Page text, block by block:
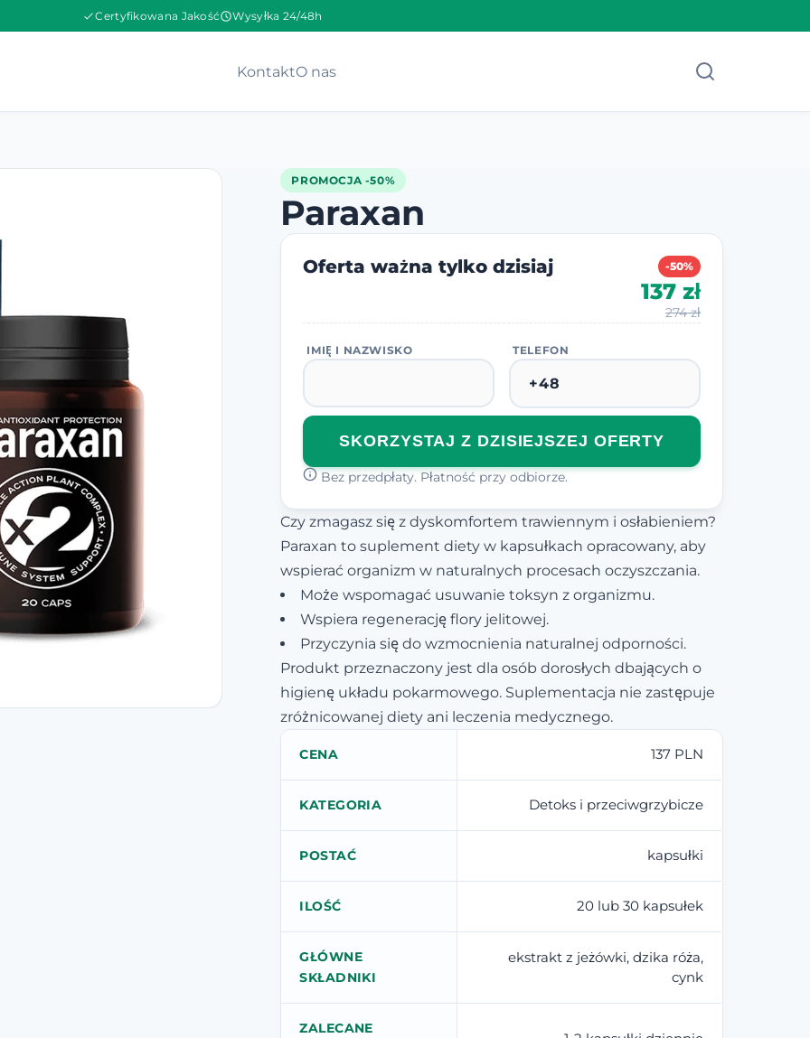
Certyfikowana Jakość Wysyłka 24/48h
KontaktO nas
PROMOCJA -50%
Paraxan
Oferta ważna tylko dzisiaj -50%
137 zł
274 zł
IMIĘ I NAZWISKO TELEFON
SKORZYSTAJ Z DZISIEJSZEJ OFERTY
Bez przedpłaty. Płatność przy odbiorze.
Czy zmagasz się z dyskomfortem trawiennym i osłabieniem?
Paraxan to suplement diety w kapsułkach opracowany, aby
wspierać organizm w naturalnych procesach oczyszczania.
Może wspomagać usuwanie toksyn z organizmu.
Wspiera regenerację flory jelitowej.
Przyczynia się do wzmocnienia naturalnej odporności.
Produkt przeznaczony jest dla osób dorosłych dbających o
higienę układu pokarmowego. Suplementacja nie zastępuje
zróżnicowanej diety ani leczenia medycznego.
CENA 137 PLN
KATEGORIA Detoks i przeciwgrzybicze
POSTAĆ kapsułki
ILOŚĆ 20 lub 30 kapsułek
GŁÓWNE
SKŁADNIKI
ekstrakt z jeżówki, dzika róża,
cynk
ZALECANE